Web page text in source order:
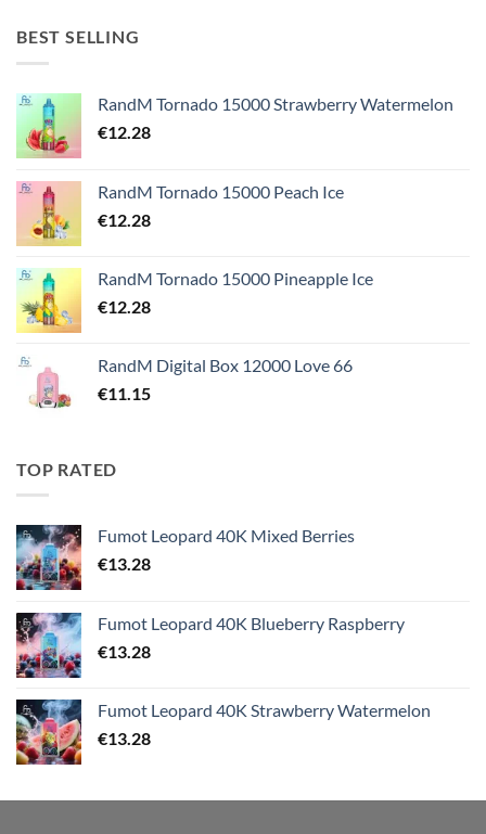
BEST SELLING
RandM Tornado 15000 Strawberry Watermelon
€12.28
RandM Tornado 15000 Peach Ice
€12.28
RandM Tornado 15000 Pineapple Ice
€12.28
RandM Digital Box 12000 Love 66
€11.15
TOP RATED
Fumot Leopard 40K Mixed Berries
€13.28
Fumot Leopard 40K Blueberry Raspberry
€13.28
Fumot Leopard 40K Strawberry Watermelon
€13.28